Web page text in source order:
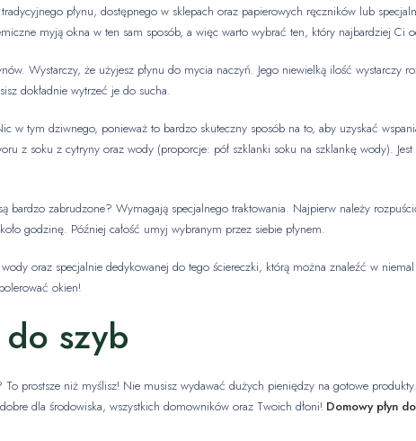
płynu, dostępnego w sklepach oraz papierowych ręczników lub
myją okna w ten sam sposób, a więc warto wybrać ten, który najbardziej Ci
Wystarczy, że użyjesz płynu do mycia naczyń. Jego niewielką ilość wystarczy
dokładnie wytrzeć je do sucha.
w tym dziwnego, ponieważ to bardzo skuteczny sposób na to, aby uzyskać
z soku z cytryny oraz wody (proporcje: pół szklanki soku na szklankę wody).
bardzo zabrudzone? Wymagają specjalnego traktowania. Najpierw należy
godzinę. Później całość umyj wybranym przez siebie płynem.
oraz specjalnie dedykowanej do tego ściereczki, którą można znaleźć w
okien!
do szyb
To prostsze niż myślisz! Nie musisz wydawać dużych pieniędzy na gotowe
dla środowiska, wszystkich domowników oraz Twoich dłoni! Domowy płyn